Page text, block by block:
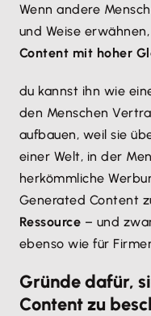
Wenn andere
und Weise
Content mit hoher
du kannst ihn wie
den Menschen
aufbauen, weil sie
einer Welt, in der
herkömmliche
Generated Content
Ressource – und
ebenso wie für
Gründe dafür,
Content zu